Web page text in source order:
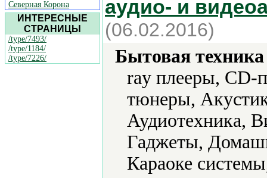
Северная Корона
ИНТЕРЕСНЫЕ
СТРАНИЦЫ
/type/7493/
/type/1184/
/type/7226/
аудио- и
(06.02.2016)
Бытовая
ray плееры, CD-
тюнеры,
Аудиотехника,
Гаджеты,
Караоке